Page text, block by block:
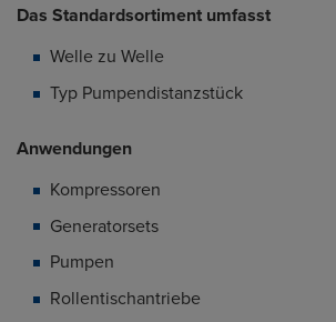
Das Standardsortiment umfasst
Welle zu Welle
Typ Pumpendistanzstück
Anwendungen
Kompressoren
Generatorsets
Pumpen
Rollentischantriebe